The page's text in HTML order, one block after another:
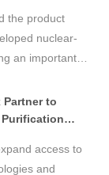
the product
nuclear-
an important
applications.
to
Purification
access to
and